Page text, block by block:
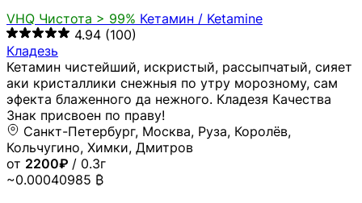
VHQ Чистота > 99% Кетамин / Ketamine
4.94 (100)
Кладезь
Кетамин чистейший, искристый, рассыпчатый, сияет
аки кристаллики снежныя по утру морозному, сам
эфекта блаженного да нежного. Кладезя Качества
Знак присвоен по праву!
Санкт-Петербург, Москва, Руза, Королёв,
Кольчугино, Химки, Дмитров
от 2200₽ / 0.3г
~0.00040985 ₿